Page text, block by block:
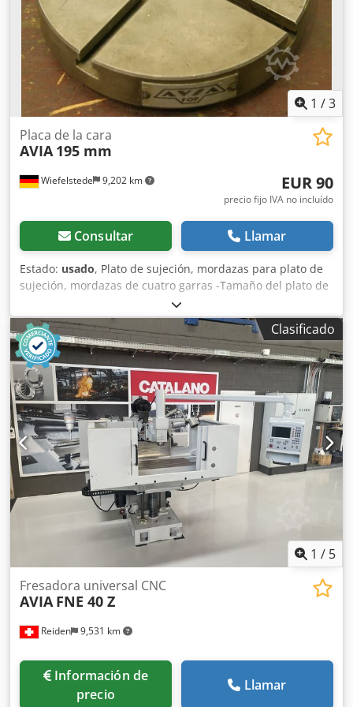
refrigerante: 0,2 kW- Accesorios y equipamiento incluidos:
incluye un amplio juego de herramientas almacenadas en
un soporte azul de varios niveles, un tornillo de banco,
una cubierta protectora contra virutas y salpicaduras, un
sistema de refrigeración y un manual de instrucciones.
Technical Specification Taper Size SK 40 Cjdpfx Aiozmh
Aqelorf
Werkzeugmaschinen Rüschebrinkstr. 151-153 DE - 44143
Dortmund - Wambel / Alemania
1 /3
Wiefelstede 9,202 km
Placa de la cara
AVIA 195 mm
EUR 90
precio fijo IVA no incluído
Consultar Llamar
Estado: usado, Plato de sujeción, mordazas para plato de
sujeción, mordazas de cuatro garras -Tamaño del plato de
sujeción: Ø 195 mm -Con: ranura en T de 10 mm -Rosca de
fijación, paso: 3 mm Codpfeb Hbyhsx Ailorf -Peso: 5,7 kg
Clasificado
1 / 5
Reiden 9,531 km
Fresadora universal CNC
AVIA FNE 40 Z
Información de
precio
Llamar